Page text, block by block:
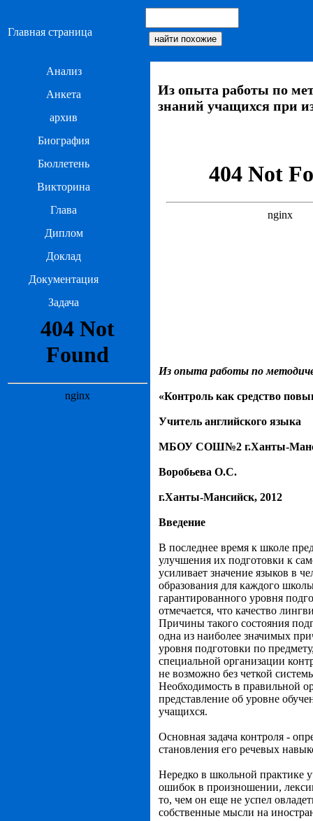
Главная страница
Анализ
Анкета
архив
Биография
Бюллетень
Викторина
Глава
Диплом
Доклад
Документация
Задача
Из опыта работы по
знаний учащихся при
Из опыта работы по
«Контроль как средство
Учитель английского языка
МБОУ СОШ№2 г.Ханты-
Воробьева О.С.
г.Ханты-Мансийск, 2012
Введение
В последнее время к школе
улучшения их подготовки к
усиливает значение языков в
образования для каждого
гарантированного уровня
отмечается, что качество
Причины такого состояния
одна из наиболее значимых
уровня подготовки по
специальной организации
не возможно без четкой
Необходимость в правильной
представление об уровне
учащихся.
Основная задача контроля -
становления его речевых
Нередко в школьной практике
ошибок в произношении,
то, чем он еще не успел
собственные мысли на